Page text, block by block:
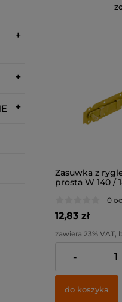
Zasuwka z
prosta W 140 /
0
12,83 zł
zawiera 23% VAT,
dostawy
Cena netto:
-
do koszyka